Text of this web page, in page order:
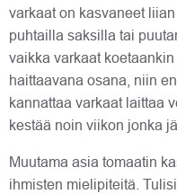
varkaat on kasvaneet
puhtailla saksilla tai
vaikka varkaat
haittaavana osana, niin
kannattaa varkaat laittaa
kestää noin viikon jonka
Muutama asia tomaatin
ihmisten mielipiteitä.